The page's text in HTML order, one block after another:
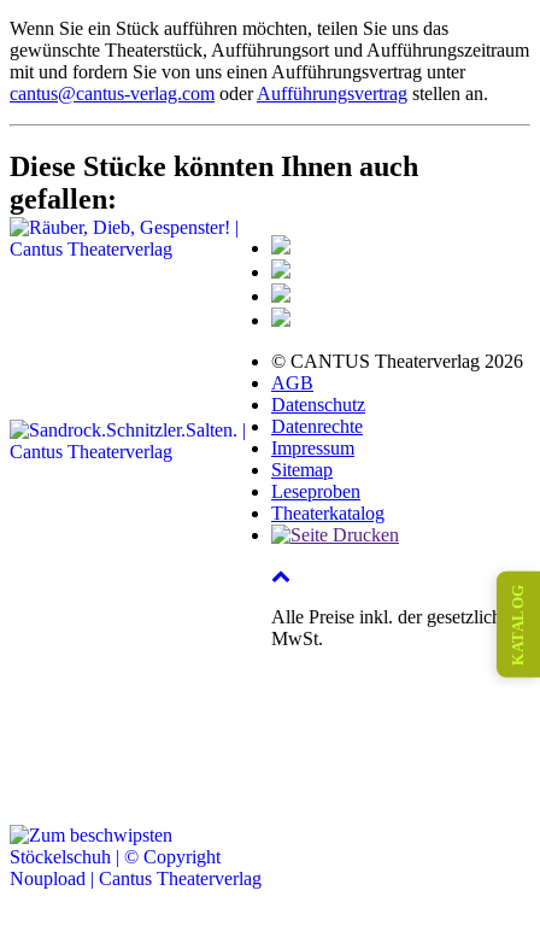
Wenn Sie ein Stück aufführen möchten, teilen Sie uns das
gewünschte Theaterstück, Aufführungsort und Aufführungszeitraum
mit und fordern Sie von uns einen Aufführungsvertrag unter
cantus@cantus-verlag.com oderAufführungsvertrag stellen an.
Diese Stücke könnten Ihnen auch
gefallen:
© CANTUS Theaterverlag 2026
AGB
Datenschutz
Datenrechte
Impressum
Sitemap
Leseproben
Theaterkatalog
Alle Preise inkl. der gesetzlichen
MwSt.
KATALOG